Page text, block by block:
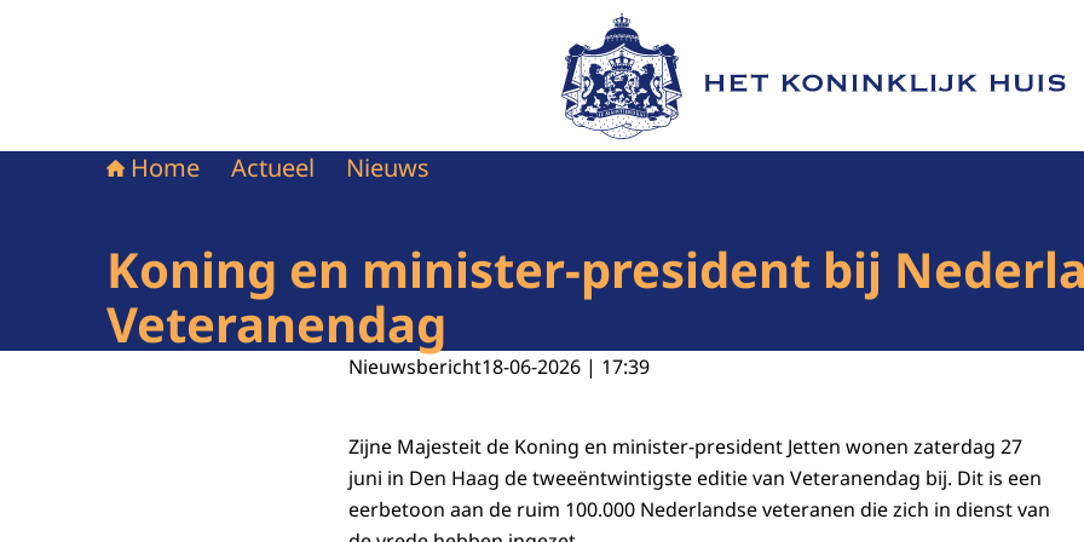
Naar de homepage van Het Koninklijk Huis
Home Actueel Nieuws
Koning en minister-president bij
Veteranendag
Nieuwsbericht18-06-2026 | 17:39
Zijne Majesteit de Koning en minister-president Jetten wonen zaterdag 27
juni in Den Haag de tweeëntwintigste editie van Veteranendag bij. Dit is een
eerbetoon aan de ruim 100.000 Nederlandse veteranen die zich in dienst van